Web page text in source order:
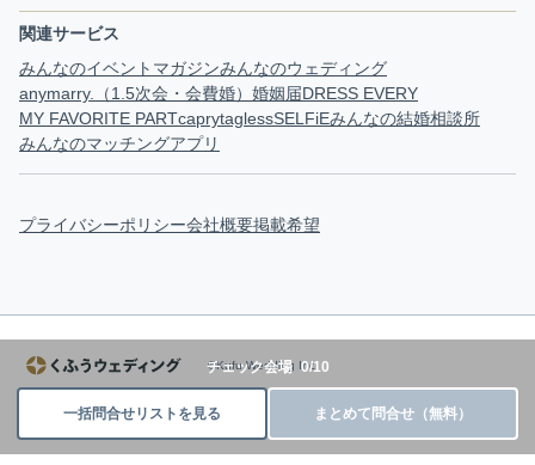
チェック会場 0/10
一括問合せリストを見る まとめて問合せ（無料）
関連サービス
みんなのイベントマガジンみんなのウェディング
anymarry.（1.5次会・会費婚） 婚姻届DRESS EVERY
MY FAVORITE PARTcaprytaglessSELFiEみんなの結婚相談所
みんなのマッチングアプリ
プライバシーポリシー会社概要掲載希望
©Kufu Wedding Inc.